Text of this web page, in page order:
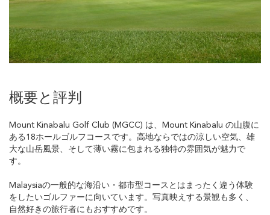
概要と評判
Mount Kinabalu Golf Club (MGCC) は、Mount Kinabalu の山腹に
ある18ホールゴルフコースです。高地ならではの涼しい空気、雄
大な山岳風景、そして薄い霧に包まれる独特の雰囲気が魅力で
す。
Malaysiaの一般的な海沿い・都市型コースとはまったく違う体験
をしたいゴルファーに向いています。写真映えする景観も多く、
自然好きの旅行者にもおすすめです。